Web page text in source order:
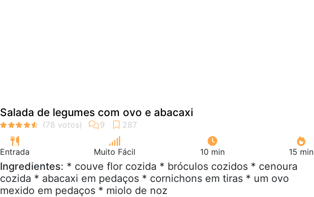
Salada de legumes com ovo e abacaxi
Entrada Muito Fácil 10 min 15 min
Ingredientes: * couve flor cozida * bróculos cozidos * cenoura
cozida * abacaxi em pedaços * cornichons em tiras * um ovo
mexido em pedaços * miolo de noz